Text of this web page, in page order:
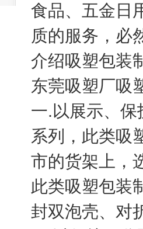
食品、五金日
质的服务，必
介绍吸塑包装
东莞吸塑厂吸
一.以展示、
系列，此类吸
市的货架上，
此类吸塑包装
封双泡壳、对